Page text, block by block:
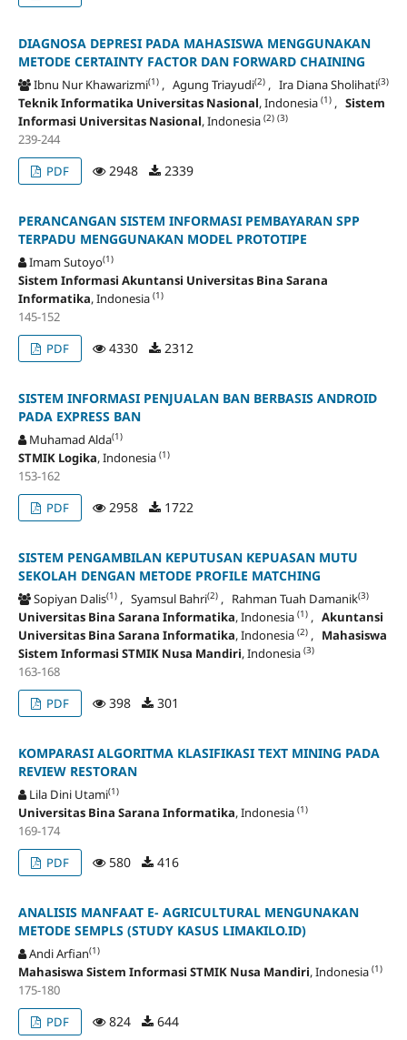
DIAGNOSA DEPRESI PADA MAHASISWA MENGGUNAKAN
METODE CERTAINTY FACTOR DAN FORWARD CHAINING
Ibnu Nur Khawarizmi(1), Agung Triayudi(2), Ira Diana Sholihati(3)
Teknik Informatika Universitas Nasional, Indonesia (1), Sistem
Informasi Universitas Nasional, Indonesia (2) (3)
239-244
PDF
2948 2339
PERANCANGAN SISTEM INFORMASI PEMBAYARAN SPP
TERPADU MENGGUNAKAN MODEL PROTOTIPE
Imam Sutoyo(1)
Sistem Informasi Akuntansi Universitas Bina Sarana
Informatika, Indonesia (1)
145-152
PDF
4330 2312
SISTEM INFORMASI PENJUALAN BAN BERBASIS ANDROID
PADA EXPRESS BAN
Muhamad Alda(1)
STMIK Logika, Indonesia (1)
153-162
PDF
2958 1722
SISTEM PENGAMBILAN KEPUTUSAN KEPUASAN MUTU
SEKOLAH DENGAN METODE PROFILE MATCHING
Sopiyan Dalis(1), Syamsul Bahri(2), Rahman Tuah Damanik(3)
Universitas Bina Sarana Informatika, Indonesia (1), Akuntansi
Universitas Bina Sarana Informatika, Indonesia (2), Mahasiswa
Sistem Informasi STMIK Nusa Mandiri, Indonesia (3)
163-168
PDF
398 301
KOMPARASI ALGORITMA KLASIFIKASI TEXT MINING PADA
REVIEW RESTORAN
Lila Dini Utami(1)
Universitas Bina Sarana Informatika, Indonesia (1)
169-174
PDF
580 416
ANALISIS MANFAAT E- AGRICULTURAL MENGUNAKAN
METODE SEMPLS (STUDY KASUS LIMAKILO.ID)
Andi Arfian(1)
Mahasiswa Sistem Informasi STMIK Nusa Mandiri, Indonesia (1)
175-180
PDF
824 644